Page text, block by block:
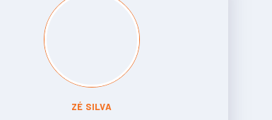
ZÉ SILVA